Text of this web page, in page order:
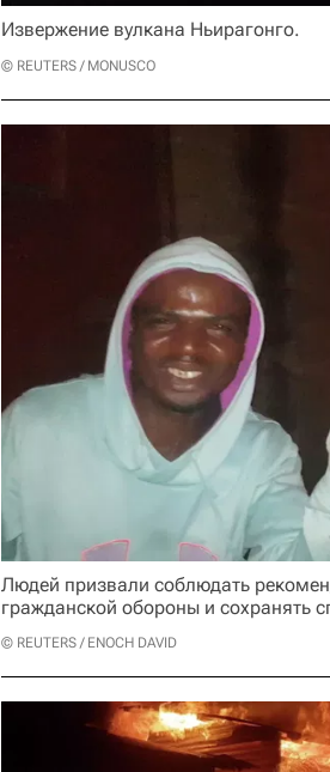
Извержение вулкана Ньирагонго.
© REUTERS / MONUSCO
Людей призвали соблюдать
гражданской обороны и сохранять
© REUTERS / ENOCH DAVID